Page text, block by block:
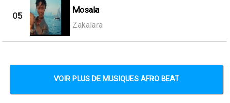
05
Mosala
Zakalara
VOIR PLUS DE MUSIQUES AFRO BEAT